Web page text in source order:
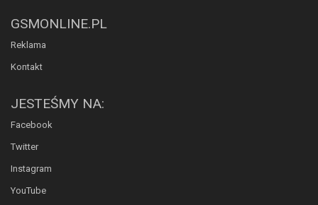
GSMONLINE.PL
Reklama
Kontakt
JESTEŚMY NA:
Facebook
Twitter
Instagram
YouTube